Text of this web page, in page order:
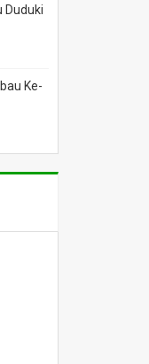
Duduki
Ke-